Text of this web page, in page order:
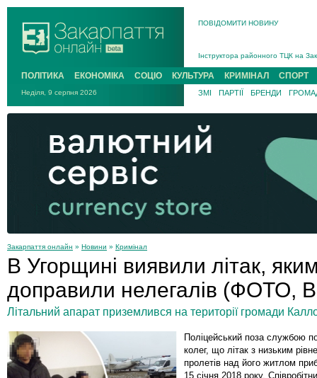
ПОВІДОМИТИ НОВИНУ
Інструктора районного ТЦК на
В Ужгороді попрощаються із
В Ужгороді 5 серпня
Підтвердили загибель
На війні з рф поліг військовий з
На війні загинув 26-річний
ПОЛІТИКА ЕКОНОМІКА СОЦІО КУЛЬТУРА КРИМІНАЛ СПОРТ
Неділя, 9 серпня 2026 ЗМІ ПАРТІЇ БРЕНДИ
Закарпаття онлайн » Новини » Кримінал
В Угорщині виявили літак,
доправили нелегалів (ФОТО,
Літальний апарат приземлився на території громади
Поліцейський поза службою
колег, що літак з низьким
пролетів над його житлом
15 січня 2018 року.